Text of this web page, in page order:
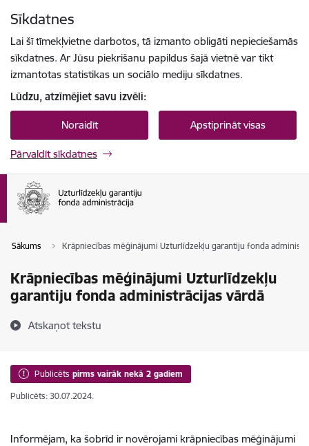
Sīkdatnes
Lai šī tīmekļvietne darbotos, tā izmanto obligāti nepieciešamās
sīkdatnes. Ar Jūsu piekrišanu papildus šajā vietnē var tikt
izmantotas statistikas un sociālo mediju sīkdatnes.
Lūdzu, atzīmējiet savu izvēli:
Noraidīt Apstiprināt visas
Pārvaldīt sīkdatnes
Sākums Krāpniecības mēģinājumi Uzturlīdzekļu garantiju fonda
Krāpniecības mēģinājumi Uzturlīdzekļu
garantiju fonda administrācijas vārdā
Atskaņot tekstu
Publicēts pirms vairāk nekā 2 gadiem
Publicēts: 30.07.2024.
Informējam, ka šobrīd ir novērojami krāpniecības mēģinājumi